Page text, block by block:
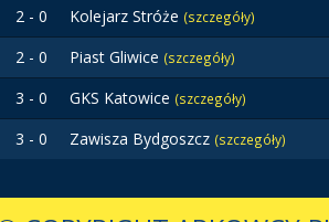
2 - 0 Kolejarz Stróże (szczegóły)
2 - 0 Piast Gliwice (szczegóły)
3 - 0 GKS Katowice (szczegóły)
3 - 0 Zawisza Bydgoszcz (szczegóły)